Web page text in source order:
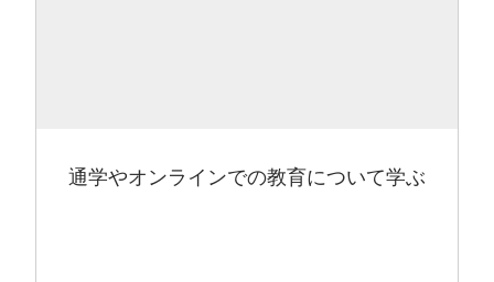
通学やオンラインでの教育について学ぶ